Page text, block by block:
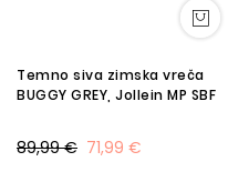
Temno siva zimska vreča
BUGGY GREY, Jollein MP SBF
71,99 €
89,99 €